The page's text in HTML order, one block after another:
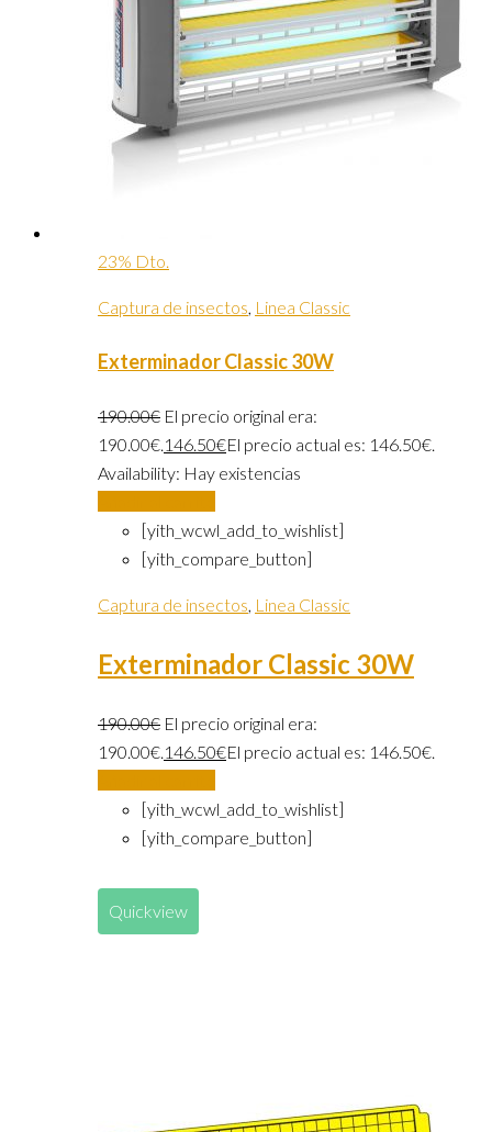
23% Dto.
Captura de insectos, Linea Classic
Exterminador Classic 30W
190.00€ El precio original era:
190.00€.146.50€El precio actual es: 146.50€.
Availability: Hay existencias
[yith_wcwl_add_to_wishlist]
[yith_compare_button]
Captura de insectos, Linea Classic
Exterminador Classic 30W
190.00€ El precio original era:
190.00€.146.50€El precio actual es: 146.50€.
[yith_wcwl_add_to_wishlist]
[yith_compare_button]
Quickview